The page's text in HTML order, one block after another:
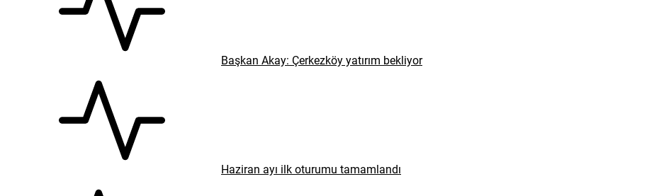
Başkan Akay: Çerkezköy yatırım bekliyor
Haziran ayı ilk oturumu tamamlandı